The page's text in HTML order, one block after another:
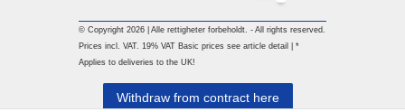
© Copyright 2026 | Alle rettigheter forbeholdt. - All rights reserved.
Prices incl. VAT. 19% VAT Basic prices see article detail | *
Applies to deliveries to the UK!
Withdraw from contract here